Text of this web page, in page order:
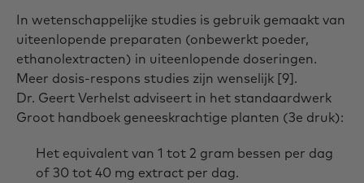
In wetenschappelijke studies is gebruik gemaakt van
uiteenlopende preparaten (onbewerkt poeder,
ethanolextracten) in uiteenlopende doseringen.
Meer dosis-respons studies zijn wenselijk [9].
Dr. Geert Verhelst adviseert in het standaardwerk
Groot handboek geneeskrachtige planten (3e druk):
Het equivalent van 1 tot 2 gram bessen per dag
of 30 tot 40 mg extract per dag.